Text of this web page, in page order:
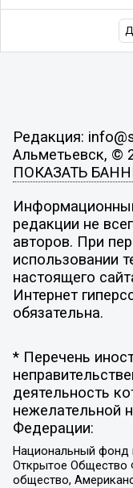
Редакция:
Альметьевск, ©
ПОКАЗАТЬ
редакции не
авторов. При
использовании
настоящего
Интернет
обязательна.
* Перечень
деятельность
нежелательной
Федерации:
Национальный фонд
Открытое Общество
общество,